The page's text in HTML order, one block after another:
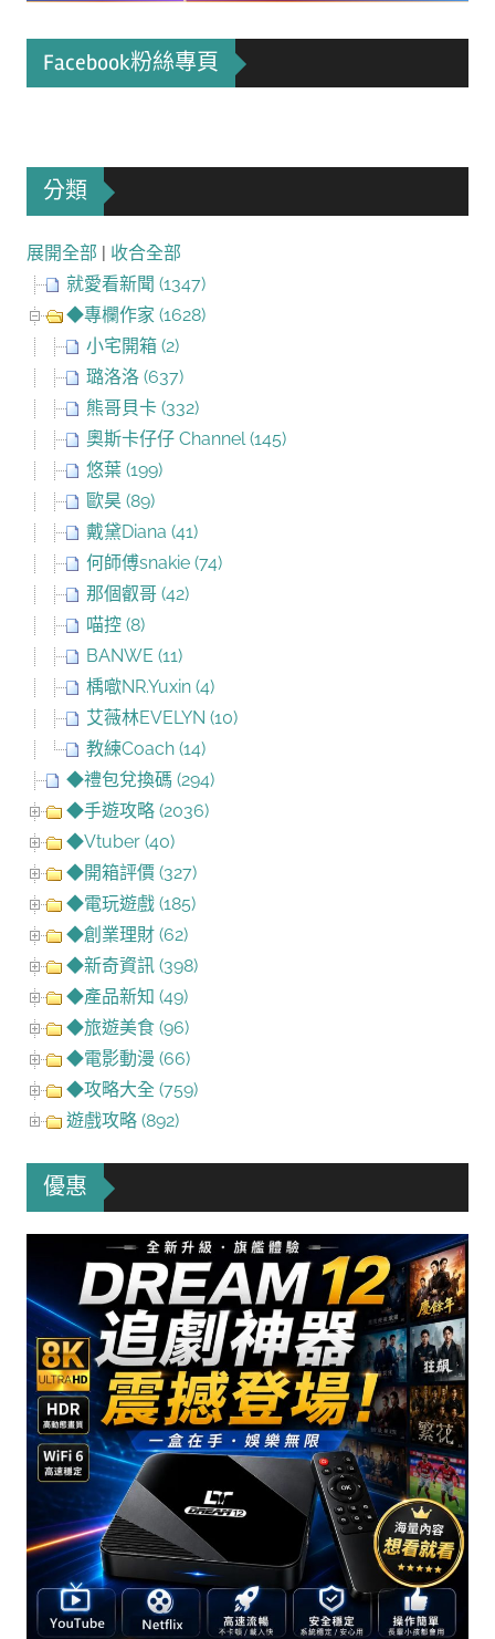
Facebook粉絲專頁
分類
展開全部 | 收合全部
就愛看新聞 (1347)
◆專欄作家 (1628)
小宅開箱 (2)
璐洛洛 (637)
熊哥貝卡 (332)
奧斯卡仔仔 Channel (145)
悠葉 (199)
歐昊 (89)
戴黛Diana (41)
何師傅snakie (74)
那個叡哥 (42)
喵控 (8)
BANWE (11)
楀噷NR.Yuxin (4)
艾薇林EVELYN (10)
教練Coach (14)
◆禮包兌換碼 (294)
◆手遊攻略 (2036)
◆Vtuber (40)
◆開箱評價 (327)
◆電玩遊戲 (185)
◆創業理財 (62)
◆新奇資訊 (398)
◆產品新知 (49)
◆旅遊美食 (96)
◆電影動漫 (66)
◆攻略大全 (759)
遊戲攻略 (892)
優惠